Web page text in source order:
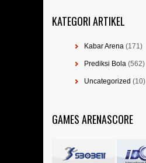
KATEGORI ARTIKEL
Kabar Arena (171)
Prediksi Bola (562)
Uncategorized (10)
GAMES ARENASCORE